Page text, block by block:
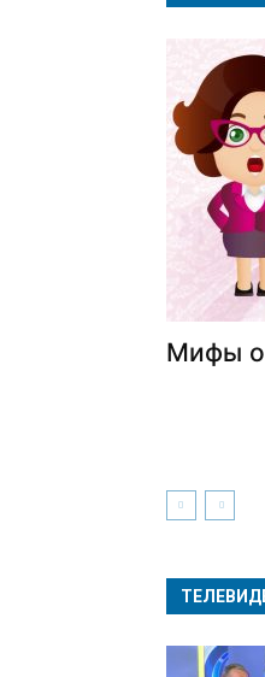
Мифы о